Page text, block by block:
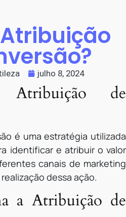
julho 8, 2024
de
é uma estratégia utilizada
identificar e atribuir o valor
canais de marketing
dessa ação.
a Atribuição de